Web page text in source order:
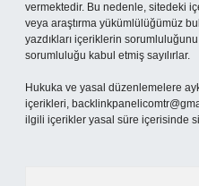
vermektedir. Bu nedenle, sitedeki
veya araştırma yükümlülüğümüz
yazdıkları içeriklerin
sorumluluğu kabul etmiş sayılırlar.
Hukuka ve yasal düzenlemelere
içerikleri,
ilgili içerikler yasal süre içerisinde